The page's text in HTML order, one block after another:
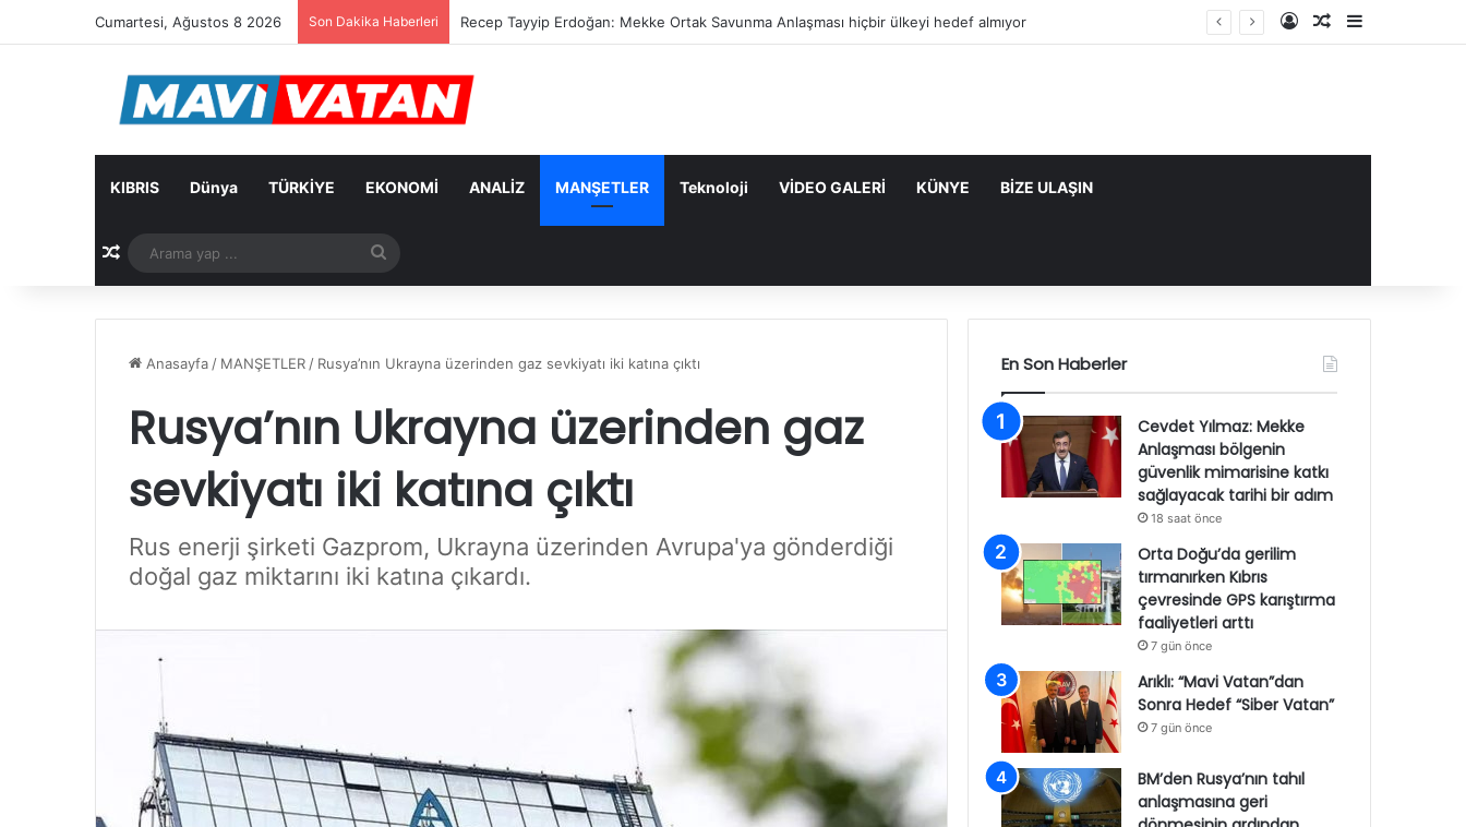
Cumartesi, Ağustos 8 2026 Son Dakika Haberleri Recep Tayyip Erdoğan: Mekke Ortak Savunma Anlaşması hiçbir ülkeyi hedef almıyor Kayıt OlRastgele Makale
Kenar
KIBRIS Dünya TÜRKİYE EKONOMİ ANALİZ MANŞETLER Teknoloji VİDEO GALERİ KÜNYE BİZE ULAŞIN
Rastgele Makale
yap
Anasayfa / MANŞETLER / Rusya’nın Ukrayna üzerinden gaz sevkiyatı iki katına çıktı
Rusya’nın Ukrayna üzerinden gaz
sevkiyatı iki katına çıktı
Rus enerji şirketi Gazprom, Ukrayna üzerinden Avrupa'ya gönderdiği
doğal gaz miktarını iki katına çıkardı.
En Son Haberler
Cevdet Yılmaz: Mekke
Anlaşması bölgenin
güvenlik mimarisine katkı
sağlayacak tarihi bir adım
18 saat önce
Orta Doğu’da gerilim
tırmanırken Kıbrıs
çevresinde GPS karıştırma
faaliyetleri arttı
7 gün önce
Arıklı: “Mavi Vatan”dan
Sonra Hedef “Siber Vatan”
7 gün önce
BM’den Rusya’nın tahıl
anlaşmasına geri